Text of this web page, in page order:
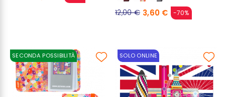
12,00 € 3,60 € -70%
SECONDA POSSIBILITÀ SOLO ONLINE